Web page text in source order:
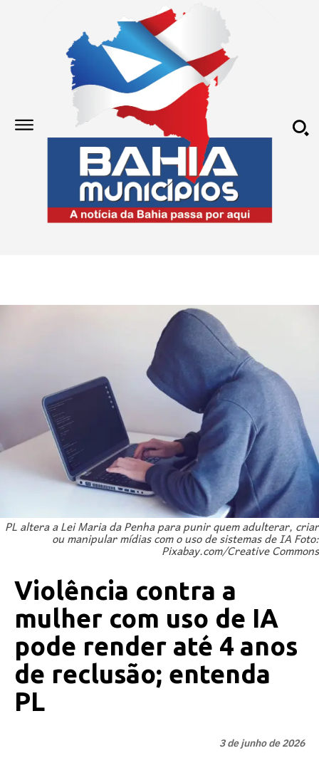
PL altera a Lei Maria da Penha para punir quem adulterar, criar
ou manipular mídias com o uso de sistemas de IA Foto:
Pixabay.com/Creative Commons
Violência contra a
mulher com uso de IA
pode render até 4 anos
de reclusão; entenda
PL
3 de junho de 2026